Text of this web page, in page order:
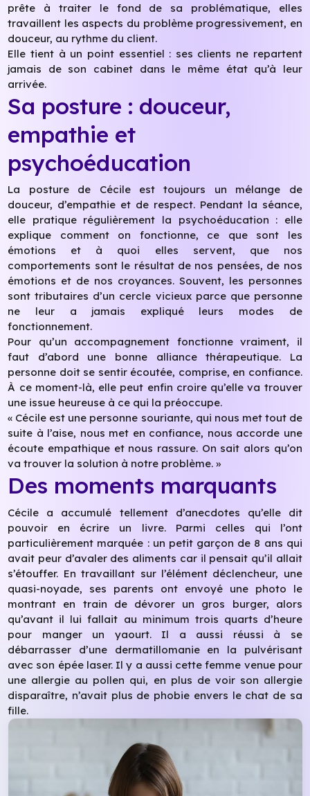
prête à traiter le fond de sa problématique, elles
travaillent les aspects du problème progressivement, en
douceur, au rythme du client.
Elle tient à un point essentiel : ses clients ne repartent
jamais de son cabinet dans le même état qu’à leur
arrivée.
Sa posture : douceur,
empathie et
psychoéducation
La posture de Cécile est toujours un mélange de
douceur, d’empathie et de respect. Pendant la séance,
elle pratique régulièrement la psychoéducation : elle
explique comment on fonctionne, ce que sont les
émotions et à quoi elles servent, que nos
comportements sont le résultat de nos pensées, de nos
émotions et de nos croyances. Souvent, les personnes
sont tributaires d’un cercle vicieux parce que personne
ne leur a jamais expliqué leurs modes de
fonctionnement.
Pour qu’un accompagnement fonctionne vraiment, il
faut d’abord une bonne alliance thérapeutique. La
personne doit se sentir écoutée, comprise, en confiance.
À ce moment-là, elle peut enfin croire qu’elle va trouver
une issue heureuse à ce qui la préoccupe.
« Cécile est une personne souriante, qui nous met tout de
suite à l’aise, nous met en confiance, nous accorde une
écoute empathique et nous rassure. On sait alors qu’on
va trouver la solution à notre problème. »
Des moments marquants
Cécile a accumulé tellement d’anecdotes qu’elle dit
pouvoir en écrire un livre. Parmi celles qui l’ont
particulièrement marquée : un petit garçon de 8 ans qui
avait peur d’avaler des aliments car il pensait qu’il allait
s’étouffer. En travaillant sur l’élément déclencheur, une
quasi-noyade, ses parents ont envoyé une photo le
montrant en train de dévorer un gros burger, alors
qu’avant il lui fallait au minimum trois quarts d’heure
pour manger un yaourt. Il a aussi réussi à se
débarrasser d’une dermatillomanie en la pulvérisant
avec son épée laser. Il y a aussi cette femme venue pour
une allergie au pollen qui, en plus de voir son allergie
disparaître, n’avait plus de phobie envers le chat de sa
fille.